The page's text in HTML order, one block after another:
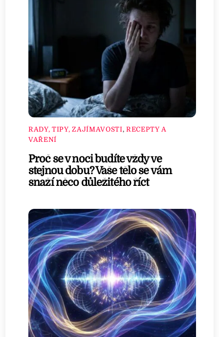
RADY, TIPY, ZAJÍMAVOSTI, RECEPTY A
VAŘENÍ
Proč se v noci budíte vždy ve
stejnou dobu? Vaše tělo se vám
snaží něco důležitého říct